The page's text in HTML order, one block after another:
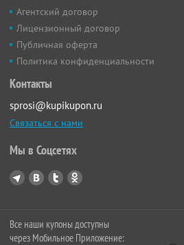
Агентский договор
Лицензионный договор
Публичная оферта
Политика конфиденциальности
Контакты
sprosi@kupikupon.ru
Связаться с нами
Мы в Соцсетях
Все наши купоны доступны
через Мобильное Приложение: